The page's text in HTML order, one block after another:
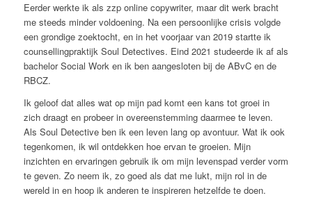
Eerder werkte ik als zzp online copywriter, maar dit werk bracht
me steeds minder voldoening. Na een persoonlijke crisis volgde
een grondige zoektocht, en in het voorjaar van 2019 startte ik
counsellingpraktijk Soul Detectives. Eind 2021 studeerde ik af als
bachelor Social Work en ik ben aangesloten bij de ABvC en de
RBCZ.
Ik geloof dat alles wat op mijn pad komt een kans tot groei in
zich draagt en probeer in overeenstemming daarmee te leven.
Als Soul Detective ben ik een leven lang op avontuur. Wat ik ook
tegenkomen, ik wil ontdekken hoe ervan te groeien. Mijn
inzichten en ervaringen gebruik ik om mijn levenspad verder vorm
te geven. Zo neem ik, zo goed als dat me lukt, mijn rol in de
wereld in en hoop ik anderen te inspireren hetzelfde te doen.